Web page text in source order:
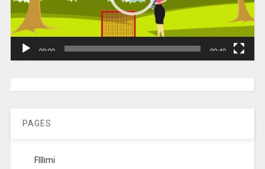
00:00 00:40
PAGES
FIllimi